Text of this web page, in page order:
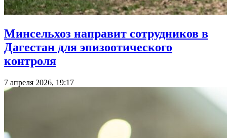
Минсельхоз направит сотрудников в
Дагестан для эпизоотического
контроля
7 апреля 2026, 19:17